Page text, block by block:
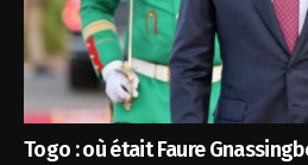
Togo : où était Faure